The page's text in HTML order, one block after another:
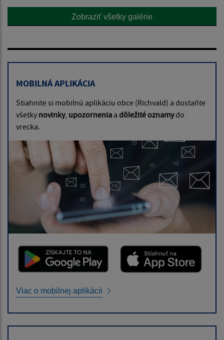
Zobraziť všetky galérie
MOBILNÁ APLIKÁCIA
Stiahnite si mobilnú aplikáciu obce (Richvald) a dostaňte
všetky novinky, upozornenia a dôležité oznamydo
vrecka.
Viac o mobilnej aplikácii